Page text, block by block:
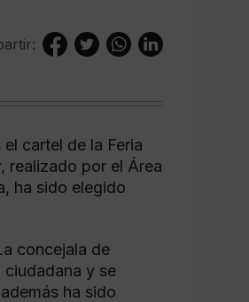
cartel de la Feria
realizado por el Área
ha sido elegido
concejala de
ciudadana y se
ha sido